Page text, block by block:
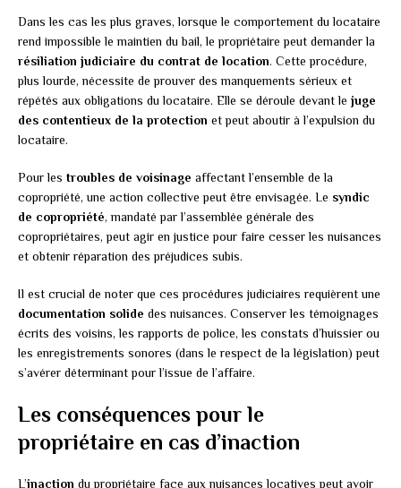
Dans les cas les plus graves, lorsque le comportement du locataire
rend impossible le maintien du bail, le propriétaire peut demander la
résiliation judiciaire du contrat de location. Cette procédure,
plus lourde, nécessite de prouver des manquements sérieux et
répétés aux obligations du locataire. Elle se déroule devant le juge
des contentieux de la protection et peut aboutir à l’expulsion du
locataire.
Pour les troubles de voisinage affectant l’ensemble de la
copropriété, une action collective peut être envisagée. Le syndic
de copropriété, mandaté par l’assemblée générale des
copropriétaires, peut agir en justice pour faire cesser les nuisances
et obtenir réparation des préjudices subis.
Il est crucial de noter que ces procédures judiciaires requièrent une
documentation solide des nuisances. Conserver les témoignages
écrits des voisins, les rapports de police, les constats d’huissier ou
les enregistrements sonores (dans le respect de la législation) peut
s’avérer déterminant pour l’issue de l’affaire.
Les conséquences pour le
propriétaire en cas d’inaction
L’inaction du propriétaire face aux nuisances locatives peut avoir